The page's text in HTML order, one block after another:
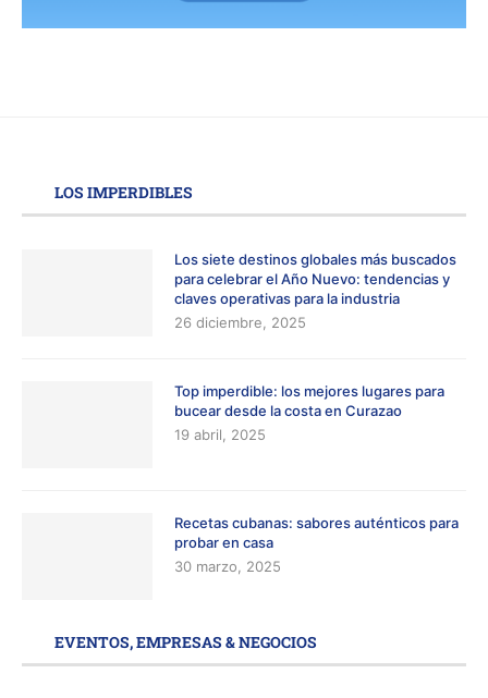
LOS IMPERDIBLES
Los siete destinos globales más buscados
para celebrar el Año Nuevo: tendencias y
claves operativas para la industria
26 diciembre, 2025
Top imperdible: los mejores lugares para
bucear desde la costa en Curazao
19 abril, 2025
Recetas cubanas: sabores auténticos para
probar en casa
30 marzo, 2025
EVENTOS, EMPRESAS & NEGOCIOS